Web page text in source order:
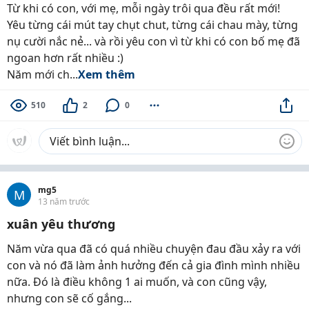
Từ khi có con, với mẹ, mỗi ngày trôi qua đều rất mới!
Yêu từng cái mút tay chụt chut, từng cái chau mày, từng
nụ cười nắc nẻ... và rồi yêu con vì từ khi có con bố mẹ đã
ngoan hơn rất nhiều :)
Năm mới ch...Xem thêm
510 2 0
M
mg5
13 năm trước
xuân yêu thương
Năm vừa qua đã có quá nhiều chuyện đau đầu xảy ra với
con và nó đã làm ảnh hưởng đến cả gia đình mình nhiều
nữa. Đó là điều không 1 ai muốn, và con cũng vậy,
nhưng con sẽ cố gắng...